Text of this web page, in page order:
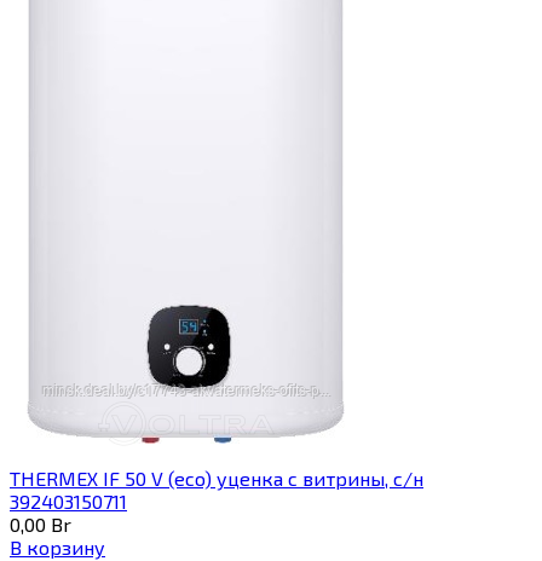
THERMEX IF 50 V (eco) уценка c витрины, с/н
392403150711
0,00 Br
В корзину